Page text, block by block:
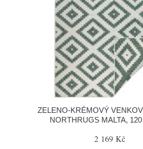
ZELENO-KRÉMOVÝ
NORTHRUGS MALTA,
2 169 Kč